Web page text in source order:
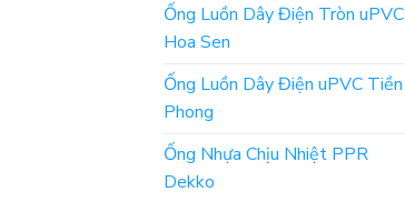
Ống Luồn Dây Điện Tròn uPVC
Hoa Sen
Ống Luồn Dây Điện uPVC Tiền
Phong
Ống Nhựa Chịu Nhiệt PPR
Dekko